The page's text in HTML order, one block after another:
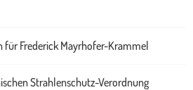
für Frederick Mayrhofer-Krammel
Strahlenschutz-Verordnung